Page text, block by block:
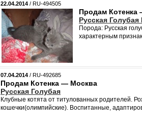
22.04.2014 / RU-494505
Продам Котенка
Русская Голубая
Порода: Русская
характерным
07.04.2014 / RU-492685
Продам Котенка — Москва
Русская Голубая
Клубные котята от титулованных родителей.
кошечки(олимпийские). Воспитанные,